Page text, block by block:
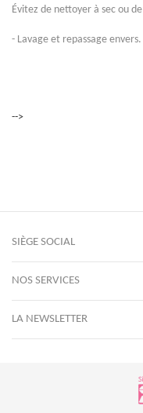
Évitez de nettoyer à sec ou
- Lavage et repassage envers.
-->
SIÈGE SOCIAL
NOS SERVICES
LA NEWSLETTER